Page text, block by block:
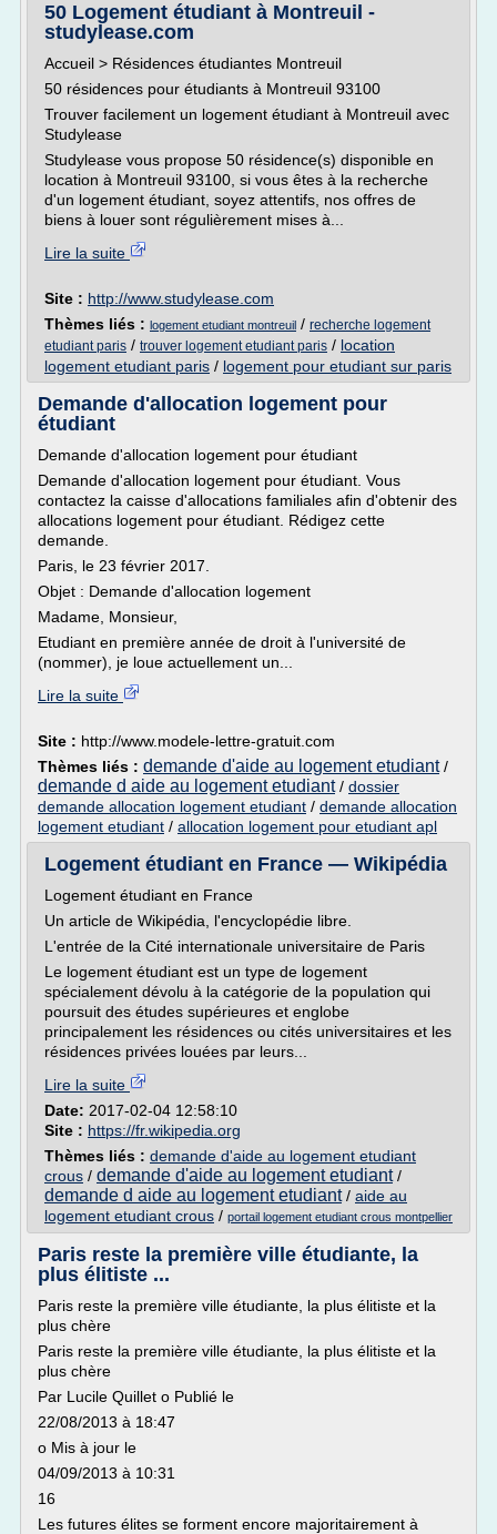
50 Logement étudiant à Montreuil -
studylease.com
Accueil > Résidences étudiantes Montreuil
50 résidences pour étudiants à Montreuil 93100
Trouver facilement un logement étudiant à Montreuil avec
Studylease
Studylease vous propose 50 résidence(s) disponible en
location à Montreuil 93100, si vous êtes à la recherche
d'un logement étudiant, soyez attentifs, nos offres de
biens à louer sont régulièrement mises à...
Lire la suite
Site : http://www.studylease.com
Thèmes liés : logement etudiant montreuil / recherche logement
etudiant paris / trouver logement etudiant paris / location
logement etudiant paris / logement pour etudiant sur paris
Demande d'allocation logement pour
étudiant
Demande d'allocation logement pour étudiant
Demande d'allocation logement pour étudiant. Vous
contactez la caisse d'allocations familiales afin d'obtenir des
allocations logement pour étudiant. Rédigez cette
demande.
Paris, le 23 février 2017.
Objet : Demande d'allocation logement
Madame, Monsieur,
Etudiant en première année de droit à l'université de
(nommer), je loue actuellement un...
Lire la suite
Site : http://www.modele-lettre-gratuit.com
Thèmes liés : demande d'aide au logement etudiant/
demande d aide au logement etudiant/ dossier
demande allocation logement etudiant / demande allocation
logement etudiant / allocation logement pour etudiant apl
Logement étudiant en France — Wikipédia
Logement étudiant en France
Un article de Wikipédia, l'encyclopédie libre.
L'entrée de la Cité internationale universitaire de Paris
Le logement étudiant est un type de logement
spécialement dévolu à la catégorie de la population qui
poursuit des études supérieures et englobe
principalement les résidences ou cités universitaires et les
résidences privées louées par leurs...
Lire la suite
Date: 2017-02-04 12:58:10
Site : https://fr.wikipedia.org
Thèmes liés : demande d'aide au logement etudiant
crous / demande d'aide au logement etudiant/
demande d aide au logement etudiant/ aide au
logement etudiant crous / portail logement etudiant crous montpellier
Paris reste la première ville étudiante, la
plus élitiste ...
Paris reste la première ville étudiante, la plus élitiste et la
plus chère
Paris reste la première ville étudiante, la plus élitiste et la
plus chère
Par Lucile Quillet o Publié le
22/08/2013 à 18:47
o Mis à jour le
04/09/2013 à 10:31
16
Les futures élites se forment encore majoritairement à